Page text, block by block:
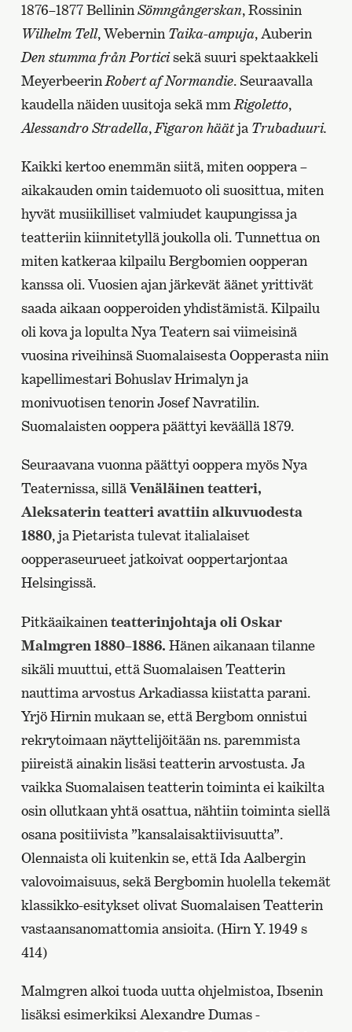
1876–1877 Bellinin Sömngångerskan, Rossinin
Wilhelm Tell, Webernin Taika-ampuja, Auberin
Den stumma från Porticisekä suuri spektaakkeli
Meyerbeerin Robert af Normandie. Seuraavalla
kaudella näiden uusitoja sekä mm Rigoletto,
Alessandro Stradella, Figaron häätja Trubaduuri.
Kaikki kertoo enemmän siitä, miten ooppera –
aikakauden omin taidemuoto oli suosittua, miten
hyvät musiikilliset valmiudet kaupungissa ja
teatteriin kiinnitetyllä joukolla oli. Tunnettua on
miten katkeraa kilpailu Bergbomien oopperan
kanssa oli. Vuosien ajan järkevät äänet yrittivät
saada aikaan oopperoiden yhdistämistä. Kilpailu
oli kova ja lopulta Nya Teatern sai viimeisinä
vuosina riveihinsä Suomalaisesta Oopperasta niin
kapellimestari Bohuslav Hrimalyn ja
monivuotisen tenorin Josef Navratilin.
Suomalaisten ooppera päättyi keväällä 1879.
Seuraavana vuonna päättyi ooppera myös Nya
Teaternissa, silläVenäläinen teatteri,
Aleksaterin teatteri avattiin alkuvuodesta
1880, ja Pietarista tulevat italialaiset
oopperaseurueet jatkoivat ooppertarjontaa
Helsingissä.
Pitkäaikainen teatterinjohtaja oli Oskar
Malmgren 1880–1886. Hänen aikanaan tilanne
sikäli muuttui, että Suomalaisen Teatterin
nauttima arvostus Arkadiassa kiistatta parani.
Yrjö Hirnin mukaan se, että Bergbom onnistui
rekrytoimaan näyttelijöitään ns. paremmista
piireistä ainakin lisäsi teatterin arvostusta. Ja
vaikka Suomalaisen teatterin toiminta ei kaikilta
osin ollutkaan yhtä osattua, nähtiin toiminta siellä
osana positiivista ”kansalaisaktiivisuutta”.
Olennaista oli kuitenkin se, että Ida Aalbergin
valovoimaisuus, sekä Bergbomin huolella tekemät
klassikko-esitykset olivat Suomalaisen Teatterin
vastaansanomattomia ansioita. (Hirn Y. 1949 s
414)
Malmgren alkoi tuoda uutta ohjelmistoa, Ibsenin
lisäksi esimerkiksi Alexandre Dumas -